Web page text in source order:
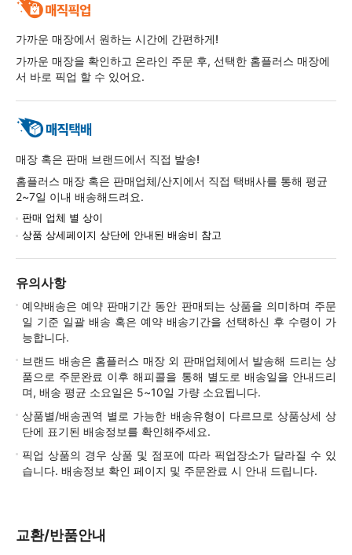
가까운 매장에서 원하는 시간에 간편하게!
가까운 매장을 확인하고 온라인 주문 후, 선택한 홈플러스 매장에
서 바로 픽업 할 수 있어요.
매장 혹은 판매 브랜드에서 직접 발송!
홈플러스 매장 혹은 판매업체/산지에서 직접 택배사를 통해 평균
2~7일 이내 배송해드려요.
판매 업체 별 상이
상품 상세페이지 상단에 안내된 배송비 참고
유의사항
예약배송은 예약 판매기간 동안 판매되는 상품을 의미하며 주문
일 기준 일괄 배송 혹은 예약 배송기간을 선택하신 후 수령이 가
능합니다.
브랜드 배송은 홈플러스 매장 외 판매업체에서 발송해 드리는 상
품으로 주문완료 이후 해피콜을 통해 별도로 배송일을 안내드리
며, 배송 평균 소요일은 5~10일 가량 소요됩니다.
상품별/배송권역 별로 가능한 배송유형이 다르므로 상품상세 상
단에 표기된 배송정보를 확인해주세요.
픽업 상품의 경우 상품 및 점포에 따라 픽업장소가 달라질 수 있
습니다. 배송정보 확인 페이지 및 주문완료 시 안내 드립니다.
교환/반품안내